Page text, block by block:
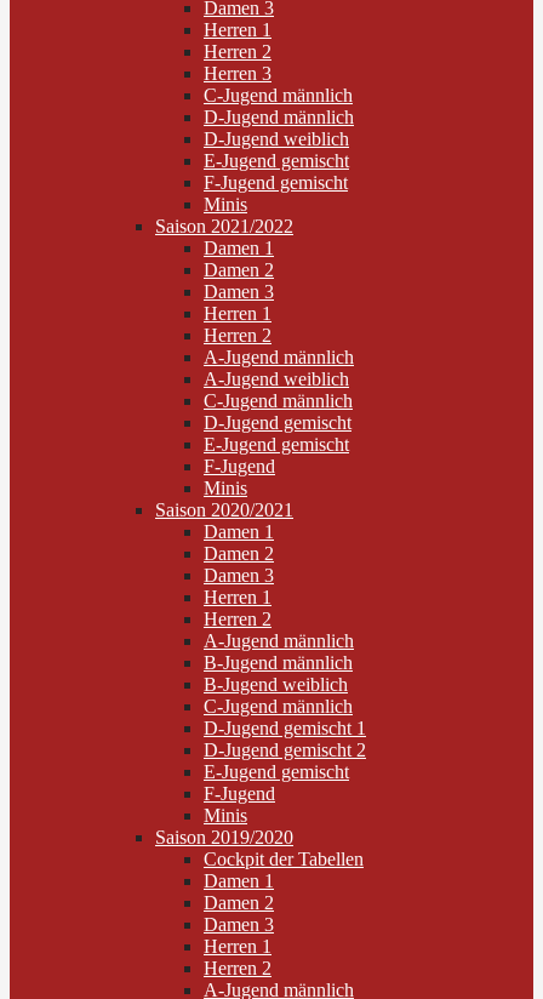
Damen 3
Herren 1
Herren 2
Herren 3
C-Jugend männlich
D-Jugend männlich
D-Jugend weiblich
E-Jugend gemischt
F-Jugend gemischt
Minis
Saison 2021/2022
Damen 1
Damen 2
Damen 3
Herren 1
Herren 2
A-Jugend männlich
A-Jugend weiblich
C-Jugend männlich
D-Jugend gemischt
E-Jugend gemischt
F-Jugend
Minis
Saison 2020/2021
Damen 1
Damen 2
Damen 3
Herren 1
Herren 2
A-Jugend männlich
B-Jugend männlich
B-Jugend weiblich
C-Jugend männlich
D-Jugend gemischt 1
D-Jugend gemischt 2
E-Jugend gemischt
F-Jugend
Minis
Saison 2019/2020
Cockpit der Tabellen
Damen 1
Damen 2
Damen 3
Herren 1
Herren 2
A-Jugend männlich